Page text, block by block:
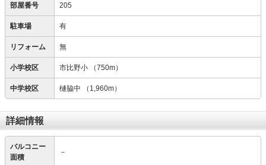
部屋番号 205
駐車場 有
リフォーム 無
小学校区 市比野小 （750m）
中学校区 樋脇中 （1,960m）
詳細情報
バルコニー
面積
－